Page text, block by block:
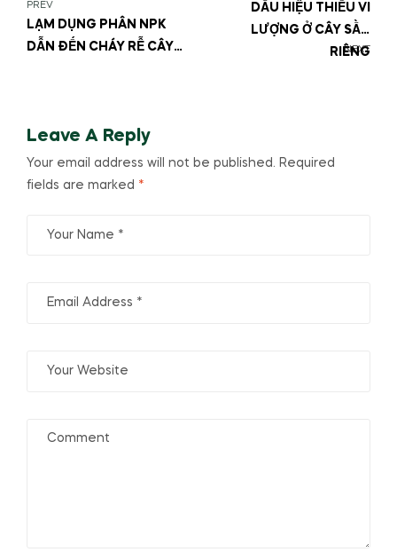
PREV
LẠM DỤNG PHÂN NPK
DẪN ĐẾN CHÁY RỄ CÂY
NEXT
DẤU HIỆU THIẾU VI
LƯỢNG Ở CÂY SẦU
RIÊNG
Leave A Reply
Your email address will not be published. Required
fields are marked *